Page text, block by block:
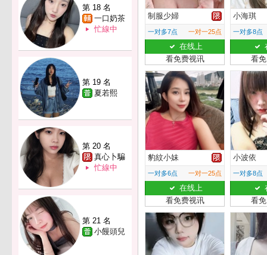
第 18 名
一口奶茶
忙線中
第 19 名
夏若熙
第 20 名
真心卜騙
忙線中
第 21 名
小饅頭兒
制服少婦
一对多7点 一对一25点
在线上
看免费视讯
小海琪
一对多8点
看
豹紋小妹
一对多6点 一对一25点
在线上
看免费视讯
小波依
一对多8点
看